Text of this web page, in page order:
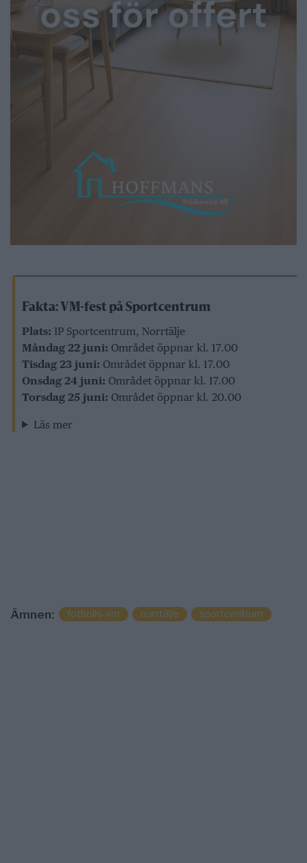
Fakta: VM-fest på Sportcentrum
Plats: IP Sportcentrum, Norrtälje
Måndag 22 juni: Området öppnar kl. 17.00
Tisdag 23 juni: Området öppnar kl. 17.00
Onsdag 24 juni: Området öppnar kl. 17.00
Torsdag 25 juni: Området öppnar kl. 20.00
Läs mer
Ämnen: fotbolls-vm norrtälje sportcentrum